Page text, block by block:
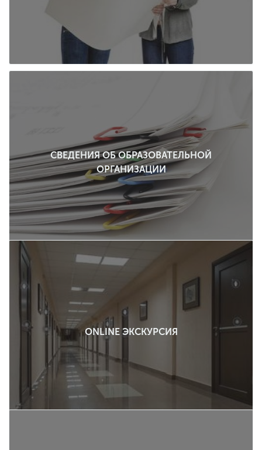
СВЕДЕНИЯ ОБ ОБРАЗОВАТЕЛЬНОЙ
ОРГАНИЗАЦИИ
ONLINE ЭКСКУРСИЯ